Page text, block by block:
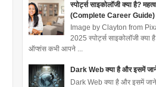
स्पोर्ट्स साइकोलॉजी क्या है?
(Complete Career Guide)
Image by Clayton from
2025 स्पोर्ट्स साइकोलॉजी क्या
ऑप्शंस कभी आपने ...
Dark Web क्या है और इसमें
Dark Web क्या है और इसमें